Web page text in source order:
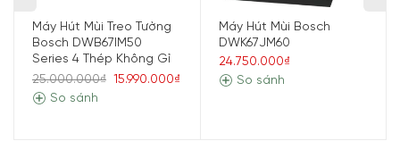
Mức độ lọc dầu mỡ cao: nó giữ lại khoảng 85% lượng
chất béo trong không khí nhà bếp.
Máy Hút Mùi Treo Tường
Bosch DWB67IM50
Series 4 Thép Không Gỉ
25.000.000₫ 15.990.000₫
So sánh
Máy Hút Mùi Bosch
DWK67JM60
24.750.000₫
So sánh